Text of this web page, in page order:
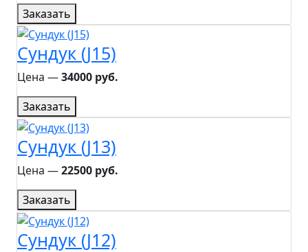
Заказать
Сундук (J15)
Цена ―34000 руб.
Заказать
Сундук (J13)
Цена ―22500 руб.
Заказать
Сундук (J12)